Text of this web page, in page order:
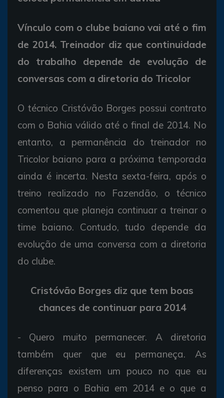
Vínculo com o clube baiano vai até o fim
de 2014. Treinador diz que continuidade
do trabalho depende de evolução de
conversas com a diretoria do Tricolor
O técnico Cristóvão Borges possui contrato
com o Bahia válido até o final de 2014. No
entanto, a permanência do treinador no
Tricolor baiano para a próxima temporada
ainda é incerta. Nesta sexta-feira, após o
treino realizado no Fazendão, o técnico
comentou que planeja continuar a treinar o
time baiano. Contudo, tudo depende da
evolução de uma conversa com a diretoria
do clube.
Cristóvão Borges diz que tem boas
chances de continuar para 2014
- Quero muito permanecer. A diretoria
também quer que eu permaneça. As
diferenças existem um pouco no que eu
penso para o Bahia em 2014 e o que a